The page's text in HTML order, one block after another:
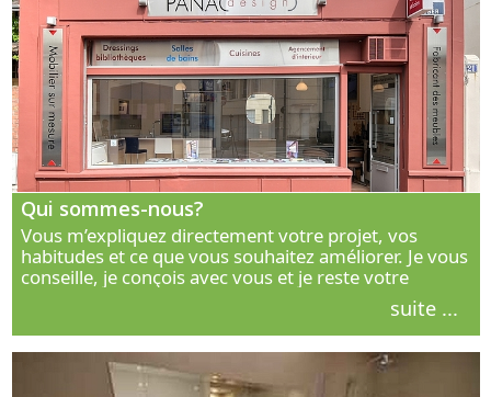
Qui sommes-nous?
Vous m’expliquez directement votre projet, vos
habitudes et ce que vous souhaitez améliorer. Je vous
conseille, je conçois avec vous et je reste votre
interlocuteur principal. Découvrez ma façon de vous
suite ...